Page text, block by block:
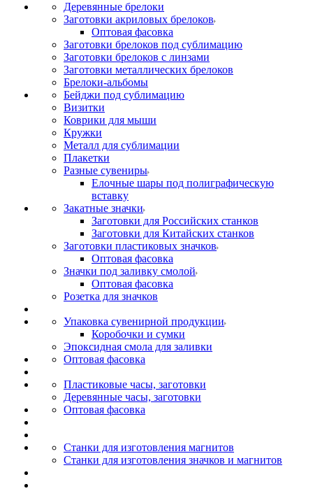
Деревянные брелоки
Заготовки акриловых брелоков
Оптовая фасовка
Заготовки брелоков под сублимацию
Заготовки брелоков с линзами
Заготовки металлических брелоков
Брелоки-альбомы
Бейджи под сублимацию
Визитки
Коврики для мыши
Кружки
Металл для сублимации
Плакетки
Разные сувениры
Елочные шары под полиграфическую
вставку
Закатные значки
Заготовки для Российских станков
Заготовки для Китайских станков
Заготовки пластиковых значков
Оптовая фасовка
Значки под заливку смолой
Оптовая фасовка
Розетка для значков
Упаковка сувенирной продукции
Коробочки и сумки
Эпоксидная смола для заливки
Оптовая фасовка
Пластиковые часы, заготовки
Деревянные часы, заготовки
Оптовая фасовка
Станки для изготовления магнитов
Станки для изготовления значков и магнитов